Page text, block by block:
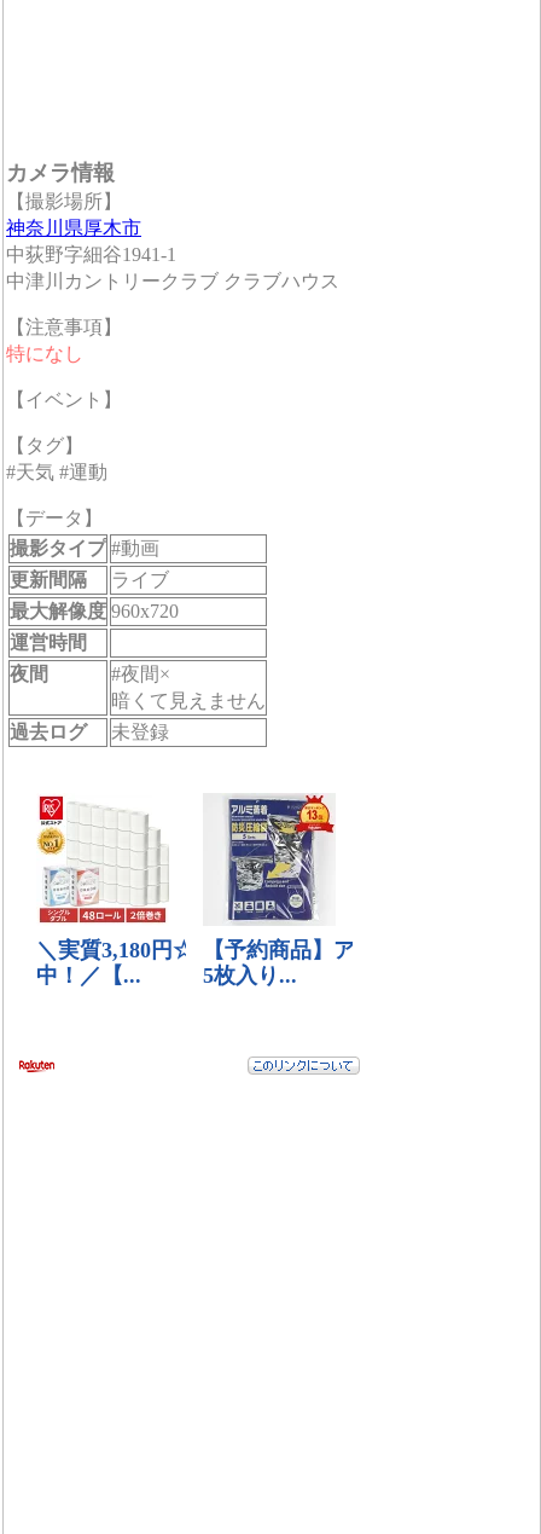
カメラ情報
【撮影場所】
神奈川県厚木市
中荻野字細谷1941-1
中津川カントリークラブ クラブハウス
【注意事項】
特になし
【イベント】
【タグ】
#天気 #運動
【データ】
撮影タイプ #動画
更新間隔
ライブ
最大解像度 960x720
運営時間
夜間
#夜間×
暗くて見えません
過去ログ
未登録